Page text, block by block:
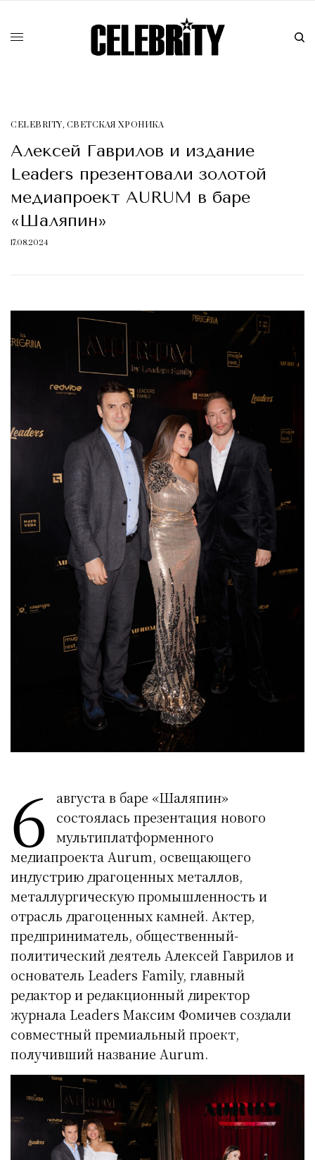
CELEBRITY, СВЕТСКАЯ ХРОНИКА
Алексей Гаврилов и издание
Leaders презентовали золотой
медиапроект AURUM в баре
«Шаляпин»
17.08.2024
6
августа в баре «Шаляпин»
состоялась презентация нового
мультиплатформенного
медиапроекта Aurum, освещающего
индустрию драгоценных металлов,
металлургическую промышленность и
отрасль драгоценных камней. Актер,
предприниматель, общественный-
политический деятель Алексей Гаврилов и
основатель Leaders Family, главный
редактор и редакционный директор
журнала Leaders Максим Фомичев создали
совместный премиальный проект,
получивший название Aurum.